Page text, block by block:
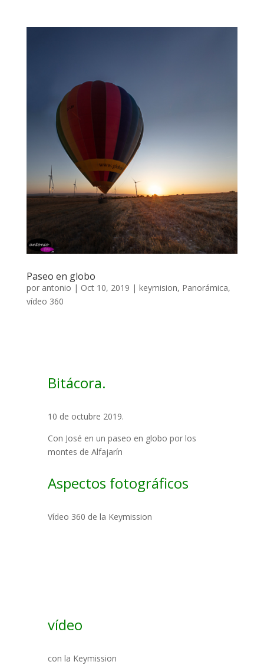
Paseo en globo
por antonio | Oct 10, 2019 | keymision, Panorámica,
vídeo 360
Bitácora.
10 de octubre 2019.
Con José en un paseo en globo por los
montes de Alfajarín
Aspectos fotográficos
Vídeo 360 de la Keymission
vídeo
con la Keymission